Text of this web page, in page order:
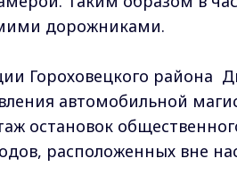
дорожниками.
Гороховецкого района
автомобильной
остановок
расположенных вне